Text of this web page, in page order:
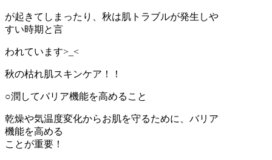
が起きてしまったり、秋は肌トラブルが発生しや
すい時期と言
われています>_<
秋の枯れ肌スキンケア！！
○潤してバリア機能を高めること
乾燥や気温度変化からお肌を守るために、バリア
機能を高める
ことが重要！